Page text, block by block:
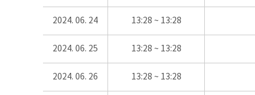
2024. 06. 24 13:28 ~ 13:28
2024. 06. 25 13:28 ~ 13:28
2024. 06. 26 13:28 ~ 13:28